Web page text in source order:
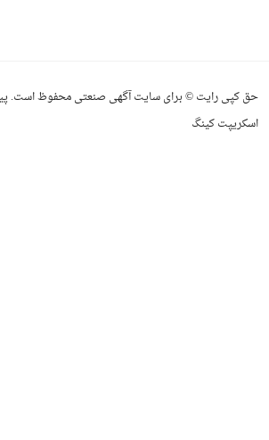
حق کپی رایت © برای سایت آگهی صنعتی محفوظ است.
اسکریپت کینگ